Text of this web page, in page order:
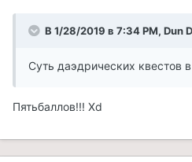
В 1/28/2019 в 7:34 PM, Dun
Суть даэдрических квестов
Пятьбаллов!!! Xd